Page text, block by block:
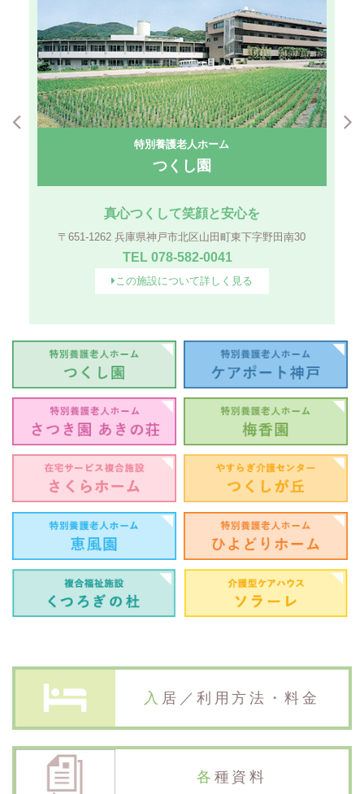
特別養護老人ホーム
つくし園
真心つくして笑顔と安心を
〒651-1262 兵庫県神戸市北区山田町東下字野田南30
TEL 078-582-0041
この施設について詳しく見る
入居／利用方法・料金
各種資料